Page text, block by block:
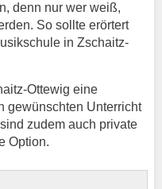
denn nur wer weiß,
So sollte erörtert
in Zschaitz-
Ottewig eine
gewünschten Unterricht
zudem auch private
Option.